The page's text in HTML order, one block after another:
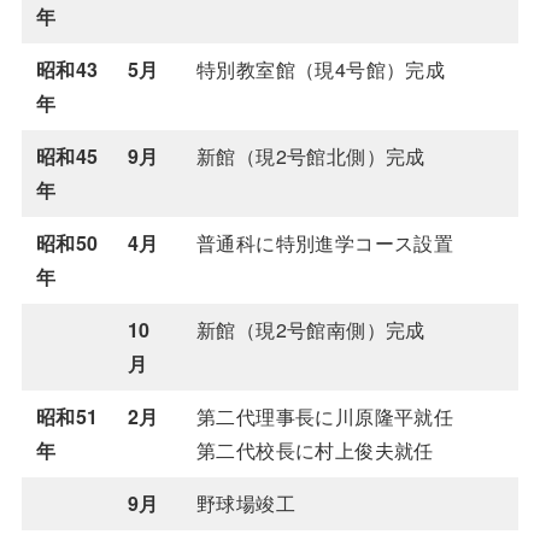
年
昭和43
年
5月 特別教室館（現4号館）完成
昭和45
年
9月 新館（現2号館北側）完成
昭和50
年
4月 普通科に特別進学コース設置
10
月
新館（現2号館南側）完成
昭和51
年
2月
第二代理事長に川原隆平就任
第二代校長に村上俊夫就任
9月
野球場竣工